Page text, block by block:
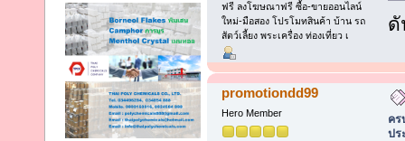
ฟรี ลงโฆษณาฟรี ซื้อ-ขายออนไลน์
ใหม่-มือสอง โปรโมทสินค้า บ้าน รถ
สัตว์เลี้ยง พระเครื่อง ท่องเที่ยว เ
ดั
promotiondd99
Hero Member
คร
ปร